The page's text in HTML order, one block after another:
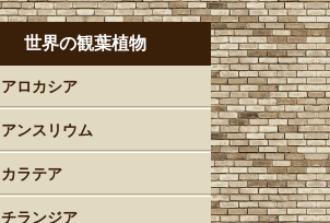
世界の観葉植物
アロカシア
アンスリウム
カラテア
チランジア